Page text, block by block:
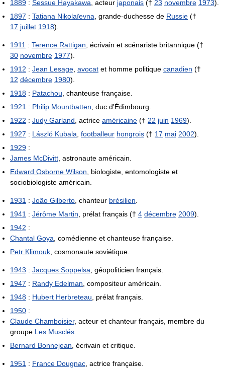
1889 : Sessue Hayakawa , acteur japonais († 23 novembre 1973).
1897 : Tatiana Nikolaïevna , grande-duchesse de Russie (†
17 juillet 1918).
1911 : Terence Rattigan , écrivain et scénariste britannique (†
30 novembre 1977).
1912 : Jean Lesage avocat et homme politique canadien (†
12 décembre 1980).
1918 : Patachou , chanteuse française.
1921 : Philip Mountbatten , duc d'Édimbourg.
1922 : Judy Garland , actrice américaine († 22 juin 1969).
1927 : László Kubala footballeur hongrois († 17 mai 2002).
1929 :
James McDivitt , astronaute américain.
Edward Osborne Wilson , biologiste, entomologiste et
sociobiologiste américain.
1931 : João Gilberto , chanteur brésilien
1941 : Jérôme Martin , prélat français († 4 décembre 2009).
1942 :
Chantal Goya , comédienne et chanteuse française.
Petr Klimouk , cosmonaute soviétique.
1943 : Jacques Soppelsa , géopoliticien français.
1947 : Randy Edelman , compositeur américain.
1948 : Hubert Herbreteau , prélat français.
1950 :
Claude Chamboisier, acteur et chanteur français, membre du
groupe Les Musclés
Bernard Bonnejean , écrivain et critique.
1951 : France Dougnac , actrice française.